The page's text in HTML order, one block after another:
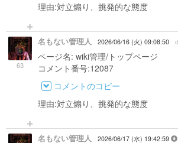
理由:対立煽り、挑発的な態度
63
名もない管理人 2026/06/16 (火) 09:08:50
ページ名: wiki管理/トップページ
コメント番号:12087
コメントのコピー
理由:対立煽り、挑発的な態度
名もない管理人 2026/06/17 (水) 19:42:59